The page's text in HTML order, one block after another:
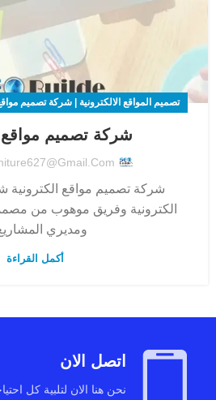
تصميم المواقع الالكترونية | شركة تصميم
شركة تصميم مواقع
شركة تصميم مواقع الكترونية
الكترونية وفريق موهوب من
ومديري
أكمل القراءة
اتصل الان
نحن هنا الان لتلبية كل